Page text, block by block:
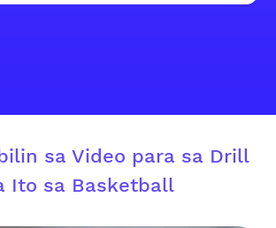
sa Video para sa Drill
Ito sa Basketball